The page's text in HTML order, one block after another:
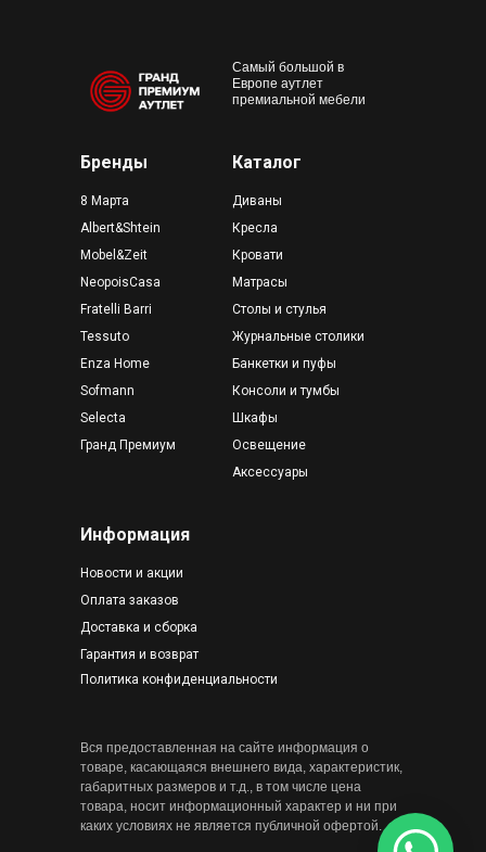
Кресла
Столы и стулья
Матрасы
Шкафы
Освещение
Диваны
Журнальные столики
Банкетки и пуфы
Аксессуары
Консоли и тумбы
Кровати
Вся предоставленная на сайте информация о
товаре, касающаяся внешнего вида, характеристик,
габаритных размеров и т.д., в том числе цена
товара, носит информационный характер и ни при
каких условиях не является публичной офертой.
Самый большой в
Европе аутлет
премиальной мебели
Каталог
Информация
Бренды
Оплата заказов
Доставка и сборка
Гарантия и возврат
Политика конфиденциальности
Mobel&Zeit
Tessuto
8 Марта
Fratelli Barri
Sofmann
Selecta
Enza Home
Albert&Shtein
NeopoisCasa
Новости и акции
Гранд Премиум